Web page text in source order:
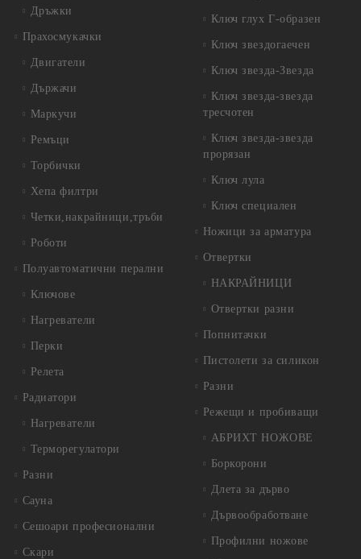
Дръжки
Прахосмукачки
Двигатели
Държачи
Маркучи
Ремъци
Торбички
Хепа филтри
Четки,накрайници,тръби
Роботи
Полуавтоматични перални
Ключове
Нагреватели
Перки
Релета
Радиатори
Нагреватели
Терморегулатори
Разни
Сауна
Сешоари професионални
Скари
Ключ глух Г-образен
Ключ звездогаечен
Ключ звезда-Звезда
Ключ звезда-звезда
тресчотен
Ключ звезда-звезда
прорязан
Ключ лула
Ключ специален
Ножици за арматура
Отвертки
НАКРАЙНИЦИ
Отвертки разни
Попнитачки
Пистолети за силикон
Разни
Режещи и пробиващи
АБРИХТ НОЖОВЕ
Боркорони
Длета за дърво
Дървообработване
Профилни ножове